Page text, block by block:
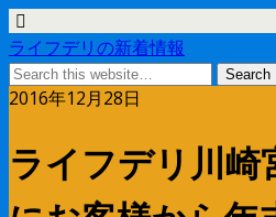
ライフデリの新着情報
2016年12月28日
ライフデリ川崎